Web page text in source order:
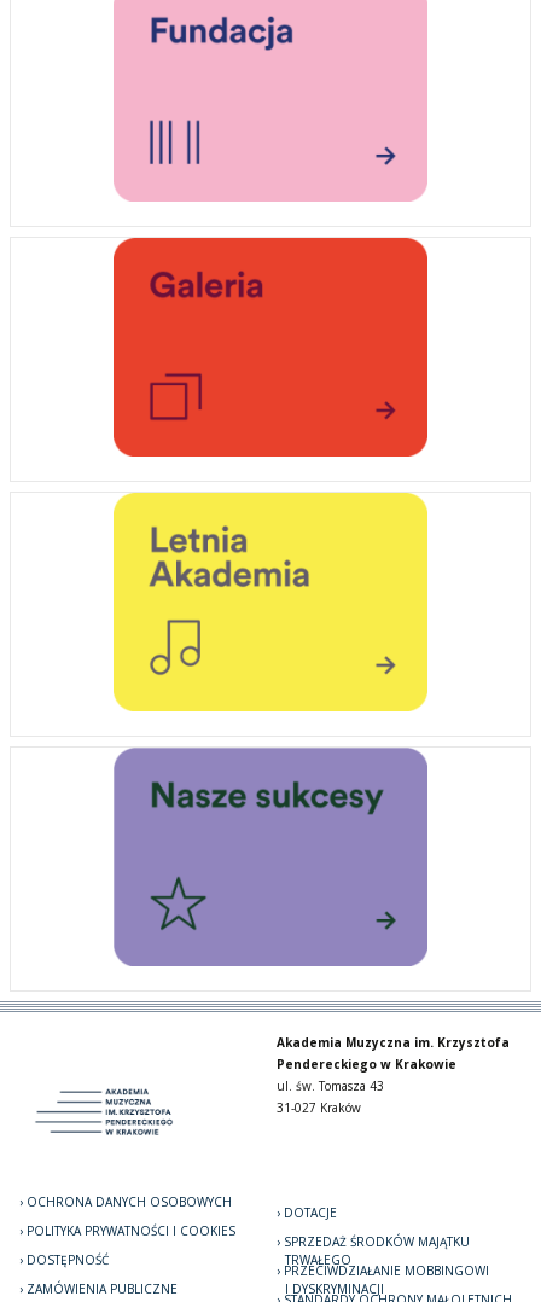
Akademia Muzyczna im. Krzysztofa
Pendereckiego w Krakowie
ul. św. Tomasza 43
31-027 Kraków
OCHRONA DANYCH OSOBOWYCH
POLITYKA PRYWATNOŚCI I COOKIES
DOSTĘPNOŚĆ
ZAMÓWIENIA PUBLICZNE
DOTACJE
SPRZEDAŻ ŚRODKÓW MAJĄTKU
TRWAŁEGO
PRZECIWDZIAŁANIE MOBBINGOWI
I DYSKRYMINACJI